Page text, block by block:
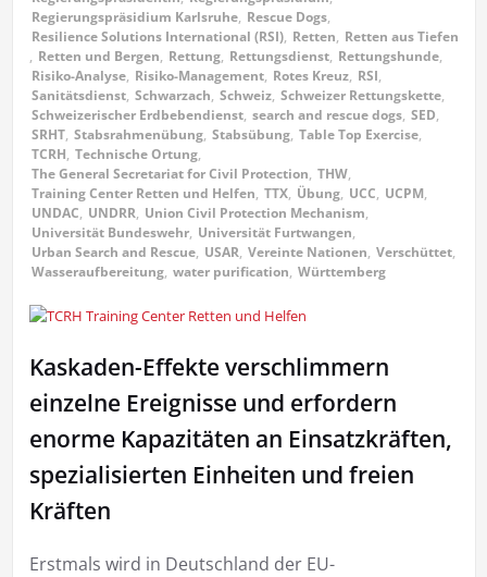
Regierungspräsidium Karlsruhe, Rescue Dogs,
Resilience Solutions International (RSI), Retten, Retten aus Tiefen
, Retten und Bergen, Rettung, Rettungsdienst, Rettungshunde,
Risiko-Analyse, Risiko-Management, Rotes Kreuz, RSI,
Sanitätsdienst, Schwarzach, Schweiz, Schweizer Rettungskette,
Schweizerischer Erdbebendienst, search and rescue dogs, SED,
SRHT, Stabsrahmenübung, Stabsübung, Table Top Exercise,
TCRH, Technische Ortung,
The General Secretariat for Civil Protection, THW,
Training Center Retten und Helfen, TTX, Übung, UCC, UCPM,
UNDAC, UNDRR, Union Civil Protection Mechanism,
Universität Bundeswehr, Universität Furtwangen,
Urban Search and Rescue, USAR, Vereinte Nationen, Verschüttet,
Wasseraufbereitung, water purification, Württemberg
Kaskaden-Effekte verschlimmern
einzelne Ereignisse und erfordern
enorme Kapazitäten an Einsatzkräften,
spezialisierten Einheiten und freien
Kräften
Erstmals wird in Deutschland der EU-